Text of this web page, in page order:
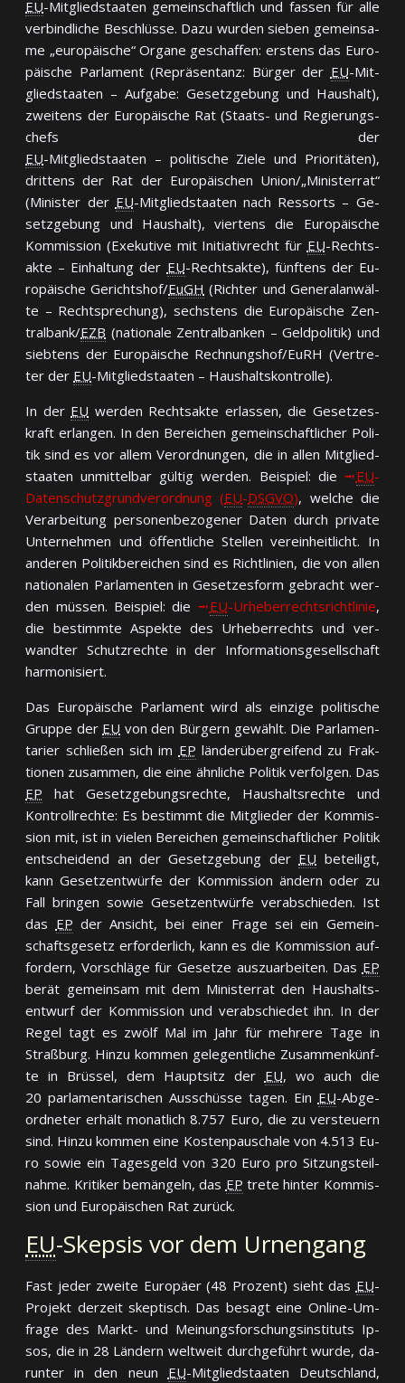
EU-Mit­glied­staa­ten ge­mein­schaft­lich und fas­sen für al­le
ver­bind­li­che Be­schlüs­se. Da­zu wur­den sie­ben ge­mein­sa­
me „eu­ro­päi­sche“ Or­ga­ne ge­schaf­fen: ers­tens das Eu­ro­
päi­sche Par­la­ment (Re­prä­sen­tanz: Bür­ger der EU-Mit­
glied­staa­ten – Auf­ga­be: Ge­setz­ge­bung und Haus­halt),
zwei­tens der Eu­ro­päi­sche Rat (Staats- und Re­gie­rungs­
chefs der
EU-Mit­glied­staa­ten – po­li­ti­sche Zie­le und Prio­ri­tä­ten),
drit­tens der Rat der Eu­ro­päi­schen Un­ion/„Mi­nis­ter­rat“
(Mi­nis­ter der EU-Mit­glied­staa­ten nach Res­sorts – Ge­
setz­ge­bung und Haus­halt), vier­tens die Eu­ro­päi­sche
Kom­mis­sion (Exe­ku­ti­ve mit Ini­tia­tiv­recht für EU-Rechts­
ak­te – Ein­hal­tung der EU-Rechts­ak­te), fünf­tens der Eu­
ro­päi­sche Ge­richts­hof/EuGH (Rich­ter und Ge­ne­ral­an­wäl­
te – Recht­spre­chung), sechs­tens die Eu­ro­päi­sche Zen­
tral­bank/EZB (na­tio­na­le Zen­tral­ban­ken – Geld­po­li­tik) und
sieb­tens der Eu­ro­päi­sche Rech­nungs­hof/EuRH (Ver­tre­
ter der EU-Mit­glied­staa­ten – Haus­halts­kon­trol­le).
In der EU wer­den Rechts­ak­te er­las­sen, die Ge­set­zes­
kraft er­lan­gen. In den Be­rei­chen ge­mein­schaft­li­cher Po­li­
tik sind es vor al­lem Ver­ord­nun­gen, die in al­len Mit­glied­
staa­ten un­mit­tel­bar gül­tig wer­den. Bei­spiel: die ⭲EU-
Da­ten­schutz­grund­ver­ord­nung (EU-DSGVO), wel­che die
Ver­ar­bei­tung per­so­nen­be­zo­ge­ner Da­ten durch pri­va­te
Un­ter­neh­men und öf­fent­li­che Stel­len ver­ein­heit­licht. In
an­de­ren Po­li­tik­be­rei­chen sind es Richt­li­nien, die von al­len
na­tio­na­len Par­la­men­ten in Ge­set­zes­form ge­bracht wer­
den müs­sen. Bei­spiel: die ⭲EU-Ur­he­ber­rechts­richt­li­nie,
die be­stimm­te As­pek­te des Ur­he­ber­rechts und ver­
wand­ter Schutz­rech­te in der In­for­ma­tions­ge­sell­schaft
har­mo­ni­siert.
Das Eu­ro­päi­sche Par­la­ment wird als ein­zi­ge po­li­ti­sche
Grup­pe der EU von den Bür­gern ge­wählt. Die Par­la­men­
ta­rier schlie­ßen sich im EP län­der­über­grei­fend zu Frak­
tio­nen zu­sam­men, die ei­ne ähn­li­che Po­li­tik ver­fol­gen. Das
EP hat Ge­setz­ge­bungs­rech­te, Haus­halts­rech­te und
Kon­troll­rech­te: Es be­stimmt die Mit­glie­der der Kom­mis­
sion mit, ist in vie­len Be­rei­chen ge­mein­schaft­li­cher Po­li­tik
ent­schei­dend an der Ge­setz­ge­bung der EU be­tei­ligt,
kann Ge­setz­ent­wür­fe der Kom­mis­sion än­dern oder zu
Fall brin­gen so­wie Ge­setz­ent­wür­fe ver­ab­schie­den. Ist
das EP der An­sicht, bei ei­ner Fra­ge sei ein Ge­mein­
schafts­ge­setz er­for­der­lich, kann es die Kom­mis­sion auf­
for­dern, Vor­schlä­ge für Ge­set­ze aus­zu­ar­bei­ten. Das EP
be­rät ge­mein­sam mit dem Mi­nis­ter­rat den Haus­halts­
ent­wurf der Kom­mis­sion und ver­ab­schie­det ihn. In der
Re­gel tagt es zwölf Mal im Jahr für meh­re­re Ta­ge in
Straß­burg. Hin­zu kom­men ge­le­gent­li­che Zu­sam­men­künf­
te in Brüs­sel, dem Haupt­sitz der EU, wo auch die
20 par­la­men­ta­ri­schen Aus­schüs­se ta­gen. Ein EU-Ab­ge­
ord­ne­ter er­hält mo­nat­lich 8.757 Eu­ro, die zu ver­steuern
sind. Hin­zu kom­men ei­ne Kos­ten­pau­scha­le von 4.513 Eu­
ro so­wie ein Ta­ges­geld von 320 Eu­ro pro Sit­zungs­teil­
nah­me. Kri­ti­ker be­män­geln, das EP tre­te hin­ter Kom­mis­
sion und Eu­ro­päi­schen Rat zu­rück.
EU-Skepsis vor dem Urnengang
Fast je­der zwei­te Eu­ro­päer (48 Pro­zent) sieht das EU-
Pro­jekt der­zeit skep­tisch. Das be­sagt ei­ne On­line-Um­
fra­ge des Markt- und Mei­nungs­for­schungs­in­sti­tuts Ip­
sos, die in 28 Län­dern welt­weit durch­ge­führt wur­de, da­
run­ter in den neun EU-Mit­glied­staa­ten Deutsch­land,